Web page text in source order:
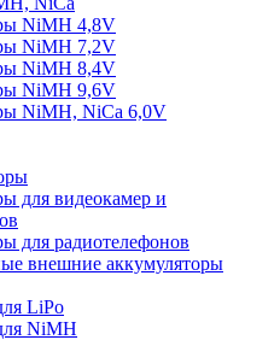
NiMH 4,8V
NiMH 7,2V
NiMH 8,4V
NiMH 9,6V
NiMH, NiCa 6,0V
для видеокамер и
для радиотелефонов
внешние аккумуляторы
LiPo
NiMH